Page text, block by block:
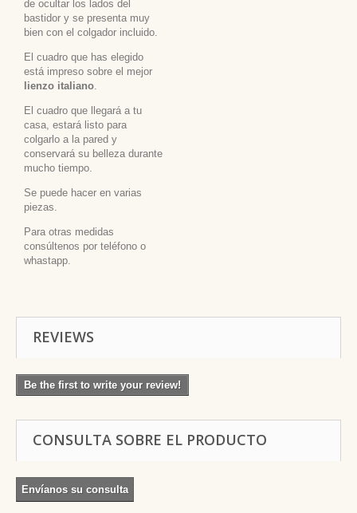
de ocultar los lados del
bastidor y se presenta muy
bien con el colgador incluido.
El cuadro que has elegido
está impreso sobre el mejor
lienzo italiano
El cuadro que llegará a tu
casa, estará listo para
colgarlo a la pared y
conservará su belleza durante
mucho tiempo.
Se puede hacer en varias
piezas.
Para otras medidas
consúltenos por teléfono o
whastapp.
REVIEWS
Be the first to write your review!
CONSULTA SOBRE EL PRODUCTO
Envíanos su consulta